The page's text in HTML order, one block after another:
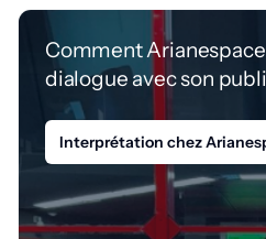
Comment
dialogue avec son
Interprétation chez